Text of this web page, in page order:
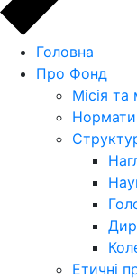
Головна
Про Фонд
Місія
Етичні